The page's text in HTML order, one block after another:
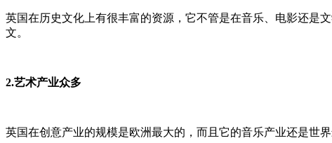
英国在历史文化上有很丰富的资源，它不管是在音乐、电影还是
文。
2.艺术产业众多
英国在创意产业的规模是欧洲最大的，而且它的音乐产业还是世